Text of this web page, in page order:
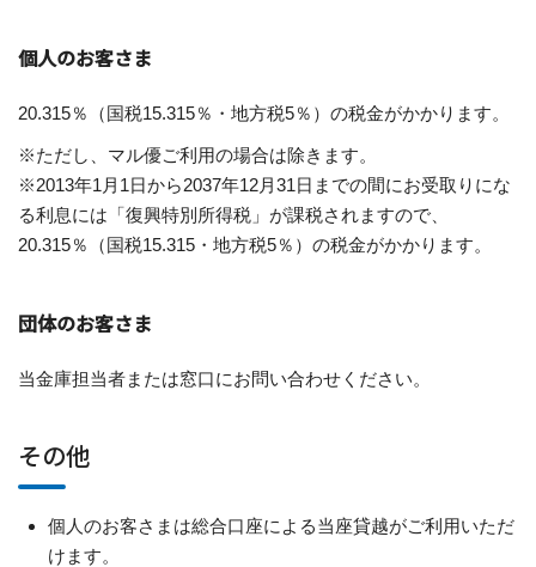
個人のお客さま
20.315％（国税15.315％・地方税5％）の税金がかかります。
※ただし、マル優ご利用の場合は除きます。
※2013年1月1日から2037年12月31日までの間にお受取りにな
る利息には「復興特別所得税」が課税されますので、
20.315％（国税15.315・地方税5％）の税金がかかります。
団体のお客さま
当金庫担当者または窓口にお問い合わせください。
その他
個人のお客さまは総合口座による当座貸越がご利用いただ
けます。